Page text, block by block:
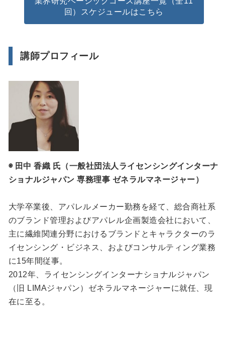
回）スケジュールはこちら
講師プロフィール
◉ 田中 香織 氏（一般社団法人ライセンシングインターナ
ショナルジャパン 専務理事 ゼネラルマネージャー）
大学卒業後、アパレルメーカー勤務を経て、総合商社系
のブランド管理およびアパレル企画製造会社において、
主に繊維関連分野におけるブランドとキャラクターのラ
イセンシング・ビジネス、およびコンサルティング業務
に15年間従事。
2012年、ライセンシングインターナショナルジャパン
（旧 LIMAジャパン）ゼネラルマネージャーに就任、現
在に至る。